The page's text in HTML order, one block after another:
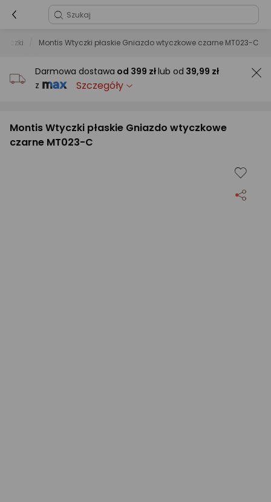
Montis Wtyczki płaskie Gniazdo wtyczkowe czarne MT023-C
Darmowa dostawa od 399 złlub od 39,99 zł
z
Szczegóły
Montis Wtyczki płaskie Gniazdo wtyczkowe
czarne MT023-C